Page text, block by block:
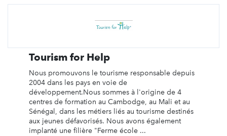
Tourism for Help
Nous promouvons le tourisme responsable depuis
2004 dans les pays en voie de
développement.Nous sommes à l'origine de 4
centres de formation au Cambodge, au Mali et au
Sénégal, dans les métiers liés au tourisme destinés
aux jeunes défavorisés. Nous avons également
implanté une filière "Ferme école ...